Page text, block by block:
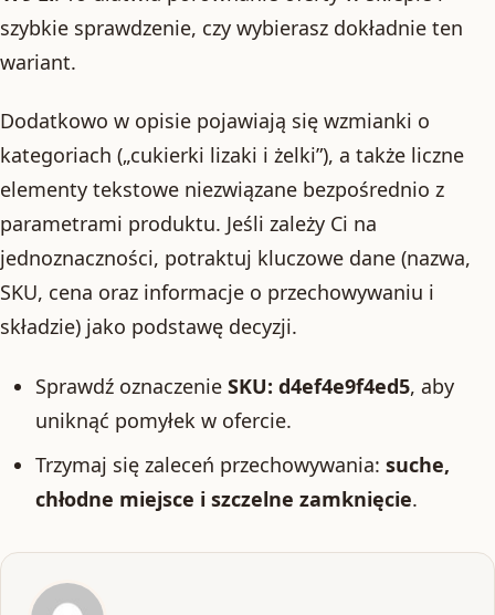
szybkie sprawdzenie, czy wybierasz dokładnie ten
wariant.
Dodatkowo w opisie pojawiają się wzmianki o
kategoriach („cukierki lizaki i żelki”), a także liczne
elementy tekstowe niezwiązane bezpośrednio z
parametrami produktu. Jeśli zależy Ci na
jednoznaczności, potraktuj kluczowe dane (nazwa,
SKU, cena oraz informacje o przechowywaniu i
składzie) jako podstawę decyzji.
Sprawdź oznaczenie SKU: d4ef4e9f4ed5, aby
uniknąć pomyłek w ofercie.
Trzymaj się zaleceń przechowywania: suche,
chłodne miejsce i szczelne zamknięcie.